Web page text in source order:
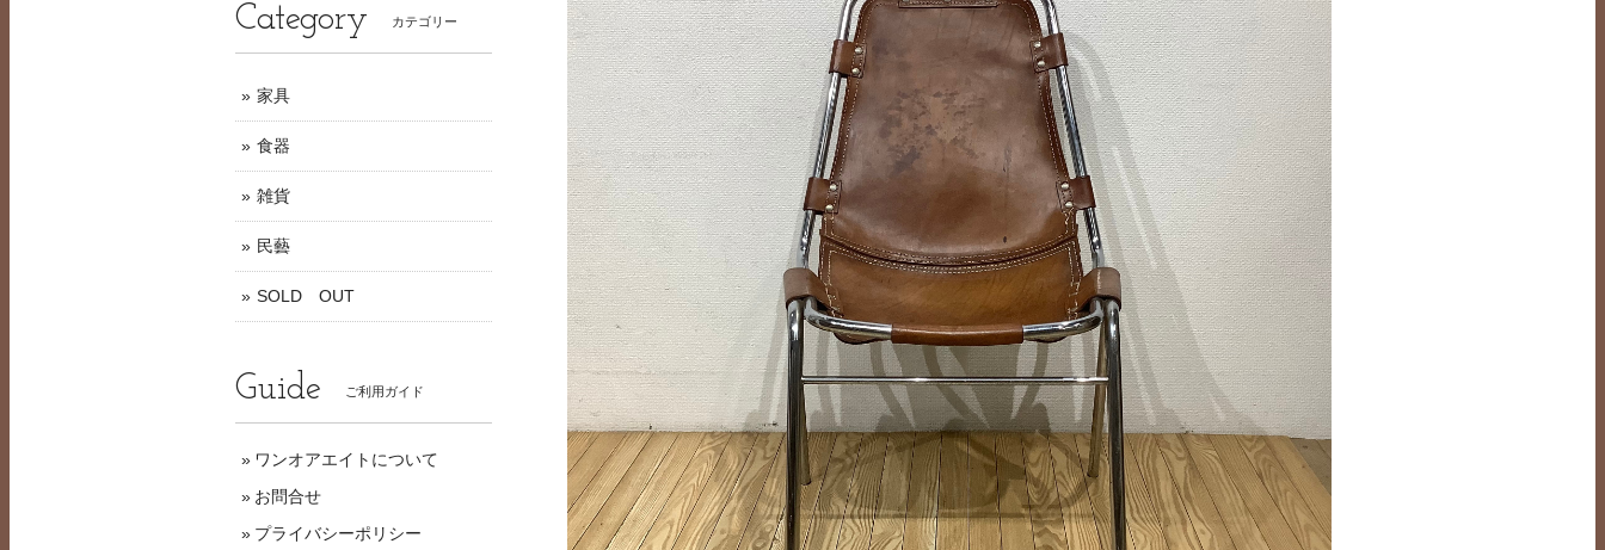
Category カテゴリー
家具
食器
雑貨
民藝
SOLD OUT
Guide ご利用ガイド
ワンオアエイトについて
お問合せ
プライバシーポリシー